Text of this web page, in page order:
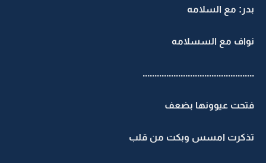
بدر: مع السلامه
نواف مع السسلامه
...............................................
فتحت عيوونها بضعف
تذكرت امسس وبكت من قلب